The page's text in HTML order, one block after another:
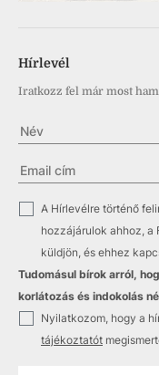
Hírlevél
Iratkozz fel már most
A Hírlevélre történő
hozzájárulok ahhoz, a
küldjön, és ehhez
Tudomásul bírok arról,
korlátozás és indokolás
Nyilatkozom, hogy a
tájékoztatót